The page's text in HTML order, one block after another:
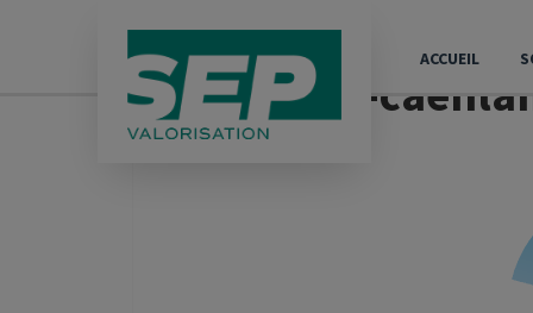
ACCUEIL
Logo-